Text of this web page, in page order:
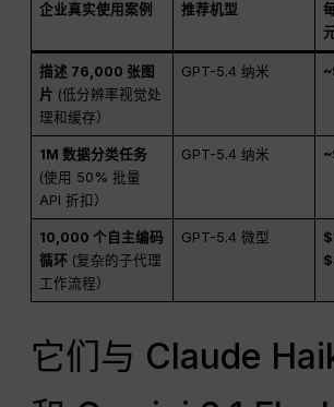
企业真实使用案例 推荐机型
描述 76,000 张图
片 (低分辨率视觉处
理和缓存）
GPT-5.4 纳米
1M 数据分类任务
(使用 50% 批量
API 折扣）
GPT-5.4 纳米
10,000 个自主编码
循环(复杂的子代理
工作流程）
GPT-5.4 微型
它们与 Claude